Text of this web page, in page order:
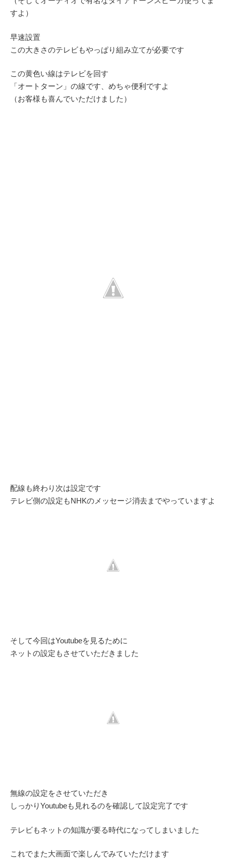
すよ）
早速設置
この大きさのテレビもやっぱり組み立てが必要です
この黄色い線はテレビを回す
「オートターン」の線です、めちゃ便利ですよ
（お客様も喜んでいただけました）
配線も終わり次は設定です
テレビ側の設定もNHKのメッセージ消去までやっていますよ
そして今回はYoutubeを見るために
ネットの設定もさせていただきました
無線の設定をさせていただき
しっかりYoutubeも見れるのを確認して設定完了です
テレビもネットの知識が要る時代になってしまいました
これでまた大画面で楽しんでみていただけます